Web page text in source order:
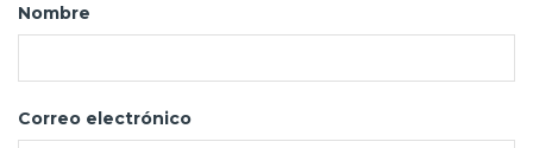
Nombre
Correo electrónico